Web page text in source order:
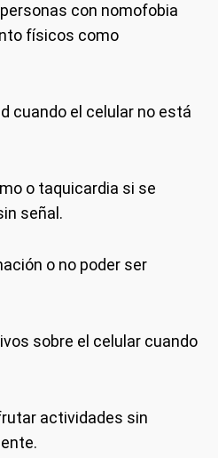
con nomofobia
físicos como
cuando el celular no está
o taquicardia si se
señal.
o no poder ser
sobre el celular cuando
actividades sin